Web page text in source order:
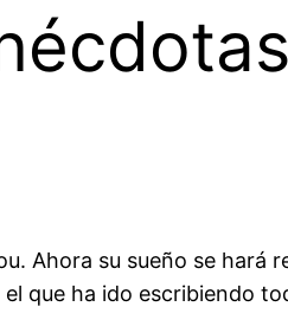
Ahora su sueño se
que ha ido escribiendo